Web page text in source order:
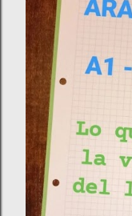
escasa distancia
a ampliar la visita
completo
magnífica